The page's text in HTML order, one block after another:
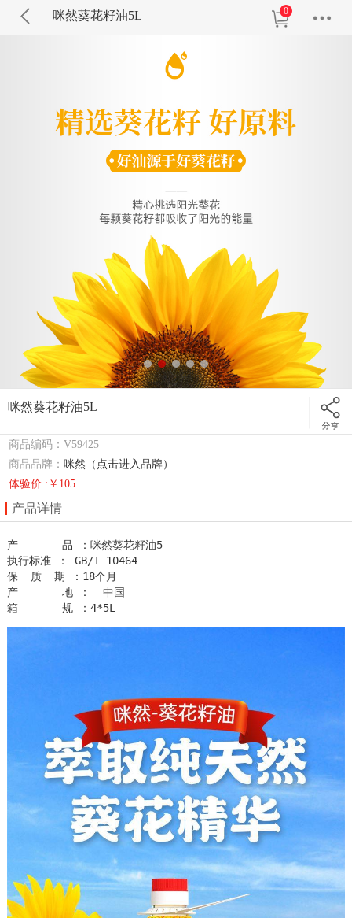
咪然葵花籽油5L 0
咪然葵花籽油5L
商品编码：V59425
商品品牌：咪然（点击进入品牌）
体验价 :￥105
产品详情
产       品 ：咪然葵花籽油5
执行标准 ： GB/T 10464
保  质  期 ：18个月
产       地 ：  中国
箱       规 ：4*5L